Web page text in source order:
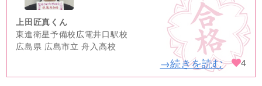
上田匠真くん
東進衛星予備校広電井口駅校
広島県 広島市立 舟入高校
→続きを読む 4